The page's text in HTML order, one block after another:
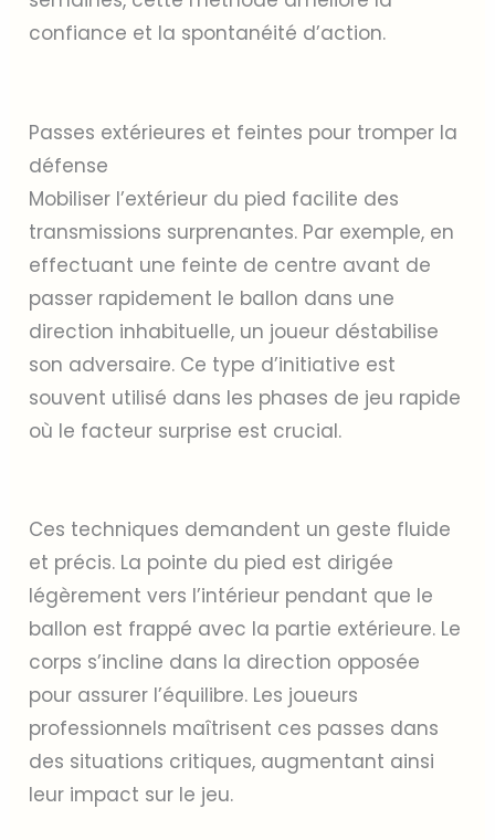
confiance et la spontanéité d’action.
Passes extérieures et feintes pour tromper la
défense
Mobiliser l’extérieur du pied facilite des
transmissions surprenantes. Par exemple, en
effectuant une feinte de centre avant de
passer rapidement le ballon dans une
direction inhabituelle, un joueur déstabilise
son adversaire. Ce type d’initiative est
souvent utilisé dans les phases de jeu rapide
où le facteur surprise est crucial.
Ces techniques demandent un geste fluide
et précis. La pointe du pied est dirigée
légèrement vers l’intérieur pendant que le
ballon est frappé avec la partie extérieure. Le
corps s’incline dans la direction opposée
pour assurer l’équilibre. Les joueurs
professionnels maîtrisent ces passes dans
des situations critiques, augmentant ainsi
leur impact sur le jeu.